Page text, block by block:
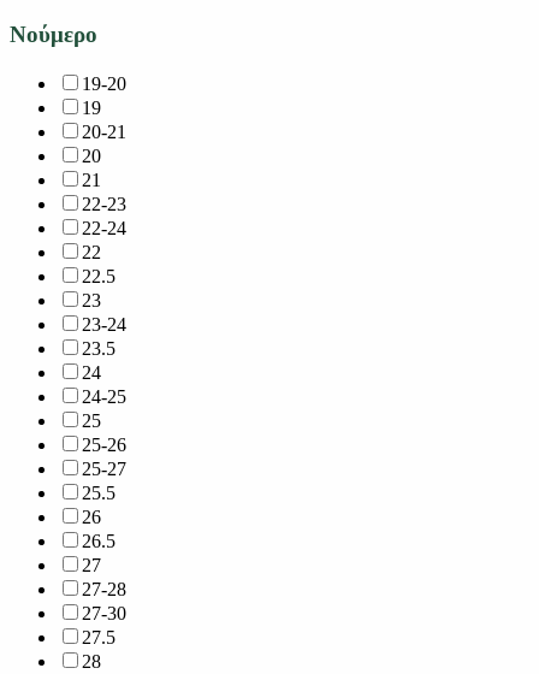
Νούμερο
19-20
19
20-21
20
21
22-23
22-24
22
22.5
23
23-24
23.5
24
24-25
25
25-26
25-27
25.5
26
26.5
27
27-28
27-30
27.5
28